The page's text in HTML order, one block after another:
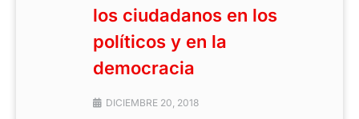
los ciudadanos en los
políticos y en la
democracia
DICIEMBRE 20, 2018